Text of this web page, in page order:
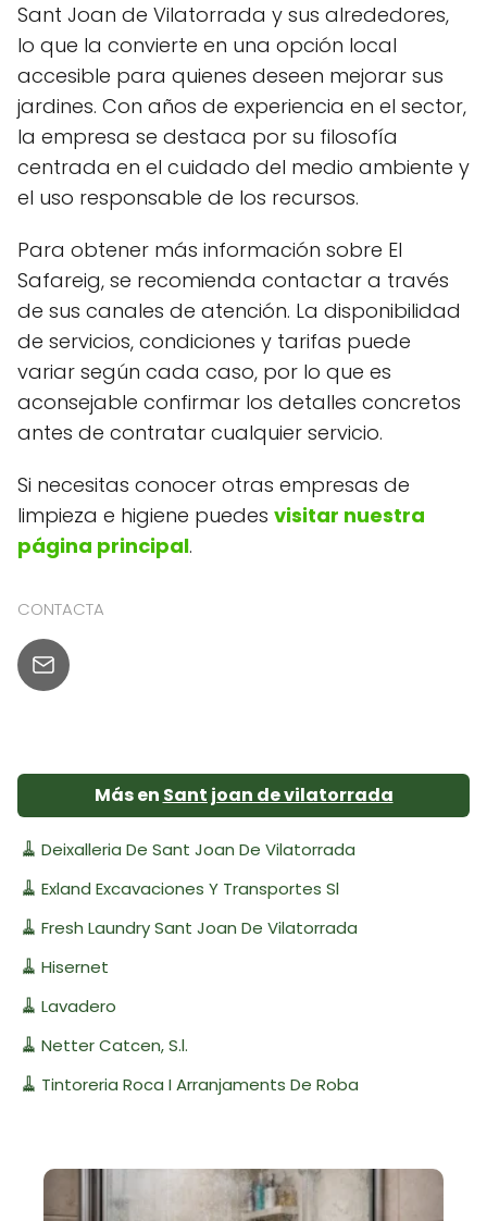
Sant Joan de Vilatorrada y sus alrededores,
lo que la convierte en una opción local
accesible para quienes deseen mejorar sus
jardines. Con años de experiencia en el sector,
la empresa se destaca por su filosofía
centrada en el cuidado del medio ambiente y
el uso responsable de los recursos.
Para obtener más información sobre El
Safareig, se recomienda contactar a través
de sus canales de atención. La disponibilidad
de servicios, condiciones y tarifas puede
variar según cada caso, por lo que es
aconsejable confirmar los detalles concretos
antes de contratar cualquier servicio.
Si necesitas conocer otras empresas de
limpieza e higiene puedes visitar nuestra
página principal.
CONTACTA
Más en Sant joan de vilatorrada
🧹 Deixalleria De Sant Joan De Vilatorrada
🧹 Exland Excavaciones Y Transportes Sl
🧹 Fresh Laundry Sant Joan De Vilatorrada
🧹 Hisernet
🧹 Lavadero
🧹 Netter Catcen, S.l.
🧹 Tintoreria Roca I Arranjaments De Roba